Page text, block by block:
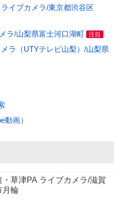
イブカメラ/東京都渋谷区
ラ/山梨県富士河口湖町 注目
ラ（UTYテレビ山梨）/山梨県
動画）
・草津PA ライブカメラ/滋賀
月輪